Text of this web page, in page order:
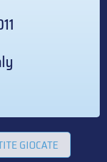
GIOCATE